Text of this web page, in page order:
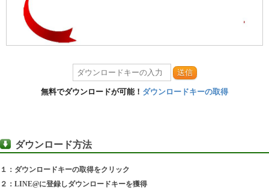
送信
無料でダウンロードが可能！ ダウンロードキーの取得
ダウンロード方法
１：ダウンロードキーの取得をクリック
２：LINE@に登録しダウンロードキーを獲得